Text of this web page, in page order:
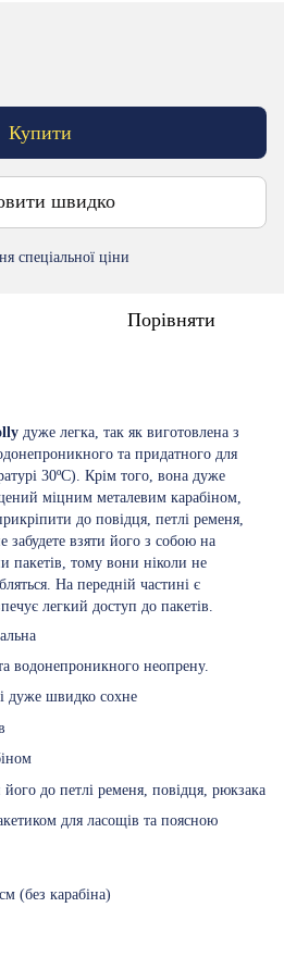
Купити
швидко
спеціальної ціни
Порівняти
дуже легка, так як виготовлена з
та придатного для
30ºC). Крім того, вона дуже
міцним металевим карабіном,
до повідця, петлі ременя,
забудете взяти його з собою на
пакетів, тому вони ніколи не
На передній частині є
легкий доступ до пакетів.
водонепроникного неопрену.
дуже швидко сохне
до петлі ременя, повідця, рюкзака
для ласощів та поясною
(без карабіна)